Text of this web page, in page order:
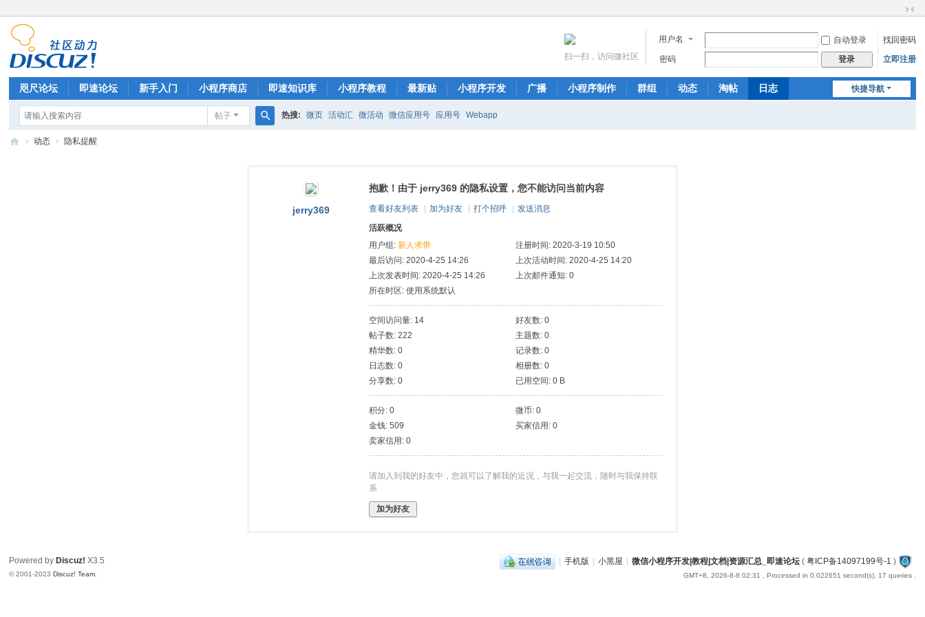
换
到
窄
用户名 自动登录
找回密码
密码
登录 立即注册
扫一扫，访问微社区
快捷导航
咫尺论坛 即速论坛 新手入门 小程序商店 即速知识库 小程序教程 最新贴 小程序开发 广播 小程序制作 群组 动态 淘帖
日志
帖子 热搜: 微页 活动汇 微活动 微信应用号 应用号 Webapp
速
› 动态 › 隐私提醒
jerry369
抱歉！由于 jerry369 的隐私设置，您不能访问当前内容
查看好友列表 加为好友 打个招呼
发送消息
活跃概况
用户组: 新人求带
注册时间: 2020-3-19 10:50
最后访问: 2020-4-25 14:26
上次活动时间: 2020-4-25 14:20
上次发表时间: 2020-4-25 14:26
上次邮件通知: 0
所在时区: 使用系统默认
空间访问量: 14
好友数: 0
帖子数: 222
主题数: 0
精华数: 0
记录数: 0
日志数: 0
相册数: 0
分享数: 0
已用空间: 0 B
积分: 0
微币: 0
金钱: 509
买家信用: 0
卖家信用: 0
请加入到我的好友中，您就可以了解我的近况，与我一起交流，随时与我保持联
系
加为好友
| 手机版 | 小黑屋 | 微信小程序开发|教程|文档|资源汇总_即速论坛( 粤ICP备14097199号-1 )
GMT+8, 2026-8-8 02:31 , Processed in 0.022651 second(s), 17 queries .
Powered by Discuz! X3.5
© 2001-2023Discuz! Team